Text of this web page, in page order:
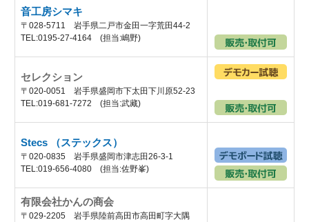
音工房シマキ
〒028-5711 岩手県二戸市金田一字荒田44-2
TEL:0195-27-4164 (担当:嶋野)
セレクション
〒020-0051 岩手県盛岡市下太田下川原52-23
TEL:019-681-7272 (担当:武藏)
Stecs （ステックス）
〒020-0835 岩手県盛岡市津志田26-3-1
TEL:019-656-4080 (担当:佐野峯)
有限会社かんの商会
〒029-2205 岩手県陸前高田市高田町字大隅